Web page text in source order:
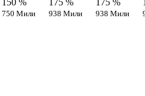
150 %
750 Мили
175 %
938 Мили
175 %
938 Мили